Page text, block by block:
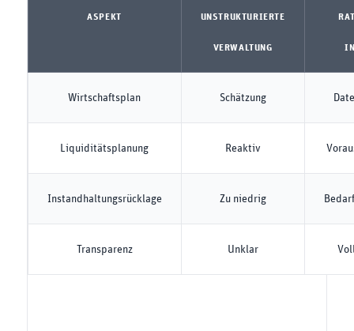
ASPEKT UNSTRUKTURIERTE
VERWALTUNG
Wirtschaftsplan Schätzung
Liquiditätsplanung Reaktiv
Instandhaltungsrücklage Zu niedrig
Transparenz Unklar